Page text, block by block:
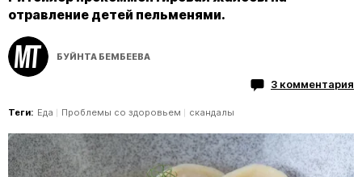
отравление детей пельменями.
БУЙНТА БЕМБЕЕВА
3 комментария
Теги: Еда Проблемы со здоровьем скандалы